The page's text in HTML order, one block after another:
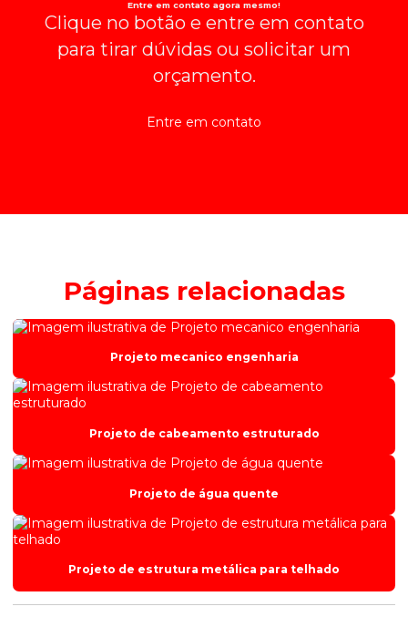
Entre em contato agora mesmo!
Clique no botão e entre em contato
para tirar dúvidas ou solicitar um
orçamento.
Entre em contato
Páginas relacionadas
Projeto mecanico engenharia
Projeto de cabeamento estruturado
Projeto de água quente
Projeto de estrutura metálica para telhado